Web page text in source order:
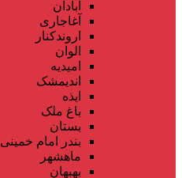
آبادان
آغاجاری
اروندکنار
الوان
امیدیه
اندیمشک
ایذه
باغ ملک
بستان
بندر امام خمینی
ماهشهر
بهبهان